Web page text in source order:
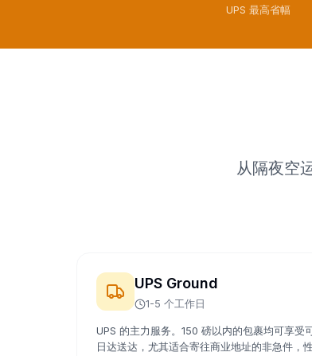
UPS 最高省幅
从隔夜空
UPS Ground
1-5 个工作日
UPS 的主力服务。150 磅以内的包裹均可享受
日达送达，尤其适合寄往商业地址的非急件，